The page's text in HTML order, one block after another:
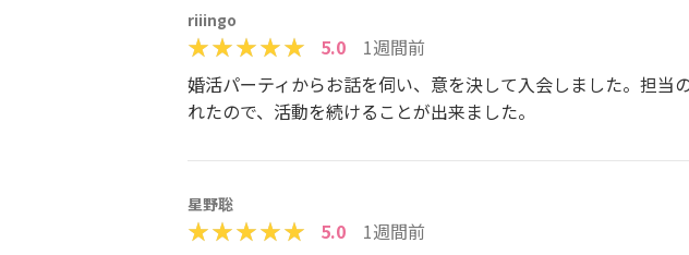
riiingo
5.0
1週間前
婚活パーティからお話を伺い、意を決して入会しました。担当
れたので、活動を続けることが出来ました。
星野聡
5.0
1週間前